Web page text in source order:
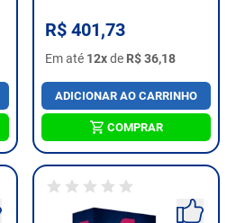
R$ 401,73
Em até 12xde R$ 36,18
ADICIONAR AO CARRINHO
COMPRAR